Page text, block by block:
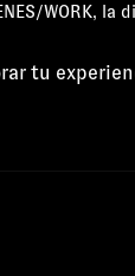
WORK, la
tu